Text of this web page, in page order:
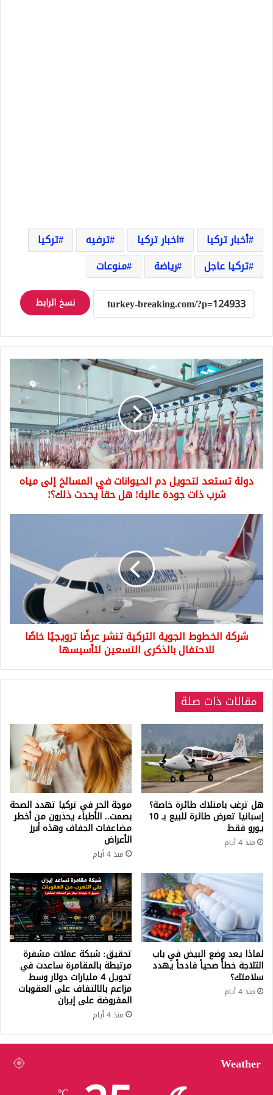
أخبار تركيا اخبار تركيا ترفيه
تركيا
تركيا عاجل
رياضة منوعات
نسخ الرابط
دولة
تستعد
لتحويل
دم
الحيوانات
في
المسالخ
إلى
مياه
شرب
عالية!
هل
حقاً
يحدث
ذلك؟!
دولة تستعد لتحويل دم الحيوانات في المسالخ إلى مياه
شرب ذات جودة عالية! هل حقاً يحدث ذلك؟!
شركة
الخطوط
الجوية
التركية
تنشر
عرضًا
ترويجيًا
خاصًا
للاحتفال
بالذكرى
التسعين
شركة الخطوط الجوية التركية تنشر عرضًا ترويجيًا خاصًا
للاحتفال بالذكرى التسعين لتأسيسها
مقالات ذات صلة
هل ترغب بامتلاك طائرة خاصة؟
إسبانيا تعرض طائرة للبيع بـ 10
يورو فقط
منذ 4 أيام
موجة الحر في تركيا تهدد الصحة
بصمت.. الأطباء يحذرون من أخطر
مضاعفات الجفاف وهذه أبرز
الأعراض
منذ 4 أيام
لماذا يعد وضع البيض في باب
الثلاجة خطأً صحياً فادحاً يهدد
سلامتك؟
منذ 4 أيام
تحقيق: شبكة عملات مشفرة
مرتبطة بالمقامرة ساعدت في
تحويل 4 مليارات دولار وسط
مزاعم بالالتفاف على العقوبات
المفروضة على إيران
منذ 4 أيام
Weather